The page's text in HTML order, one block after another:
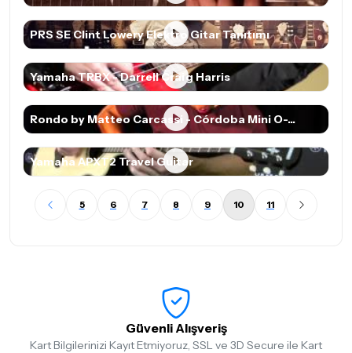
PRS SE Clint Lowery Elektro Gitar Tanıtımı
Yamaha TRBX - Darrell Craig Harris
Rondo by Matteo Carcassi - Córdoba Mini O-...
Yamaha APXT2 Travel Guitar
5 6 7 8 9 10 11
Güvenli Alışveriş
Kart Bilgilerinizi Kayıt Etmiyoruz, SSL ve 3D Secure ile Kart